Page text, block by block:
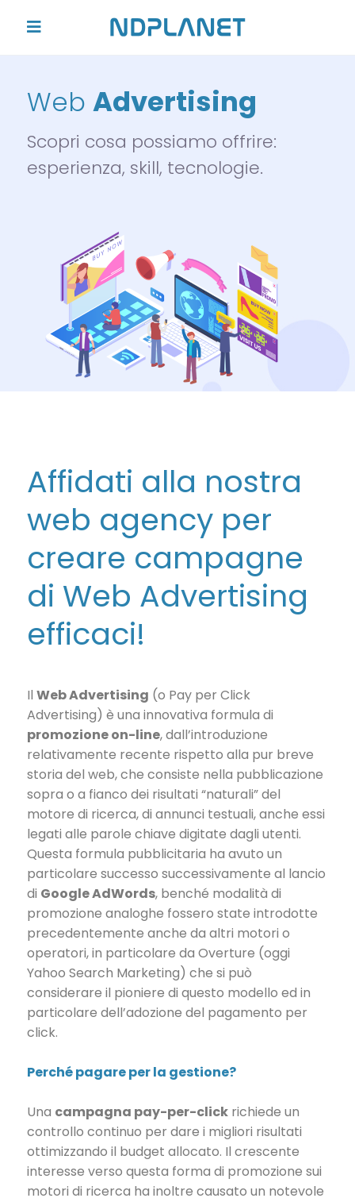
Web Advertising
Scopri cosa possiamo offrire:
esperienza, skill, tecnologie.
Affidati alla nostra
web agency per
creare campagne
di Web Advertising
efficaci!
Il Web Advertising (o Pay per Click
Advertising) è una innovativa formula di
promozione on-line, dall’introduzione
relativamente recente rispetto alla pur breve
storia del web, che consiste nella pubblicazione
sopra o a fianco dei risultati “naturali” del
motore di ricerca, di annunci testuali, anche essi
legati alle parole chiave digitate dagli utenti.
Questa formula pubblicitaria ha avuto un
particolare successo successivamente al lancio
di Google AdWords, benché modalità di
promozione analoghe fossero state introdotte
precedentemente anche da altri motori o
operatori, in particolare da Overture (oggi
Yahoo Search Marketing) che si può
considerare il pioniere di questo modello ed in
particolare dell’adozione del pagamento per
click.
Perché pagare per la gestione?
Una campagna pay-per-click richiede un
controllo continuo per dare i migliori risultati
ottimizzando il budget allocato. Il crescente
interesse verso questa forma di promozione sui
motori di ricerca ha inoltre causato un notevole